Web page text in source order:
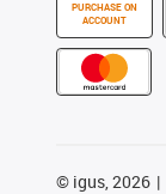
PURCHASE ON
ACCOUNT
© igus, 2026